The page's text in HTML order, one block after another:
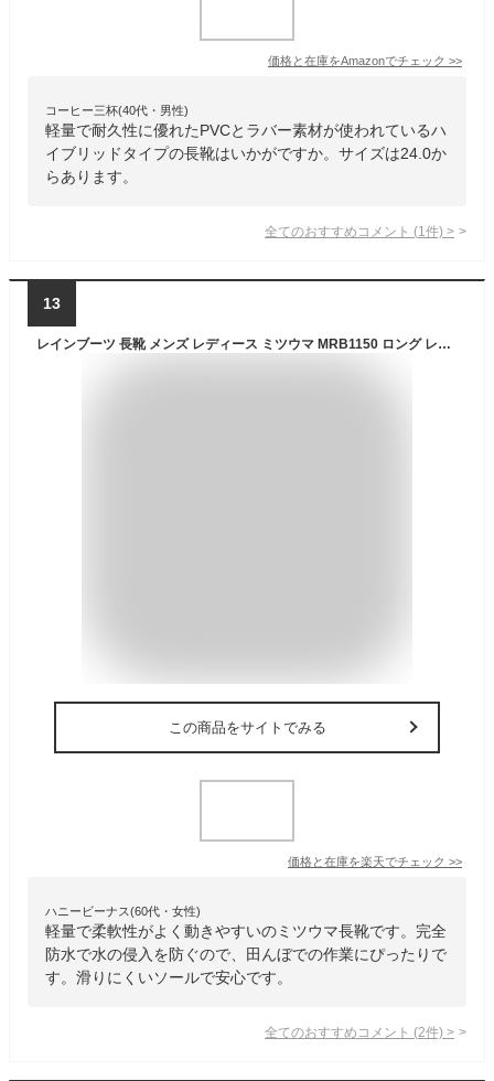
価格と在庫をAmazonでチェック >>
コーヒー三杯(40代・男性)
軽量で耐久性に優れたPVCとラバー素材が使われているハ
イブリッドタイプの長靴はいかがですか。サイズは24.0か
らあります。
全てのおすすめコメント (1 件) >
13
レインブーツ 長靴 メンズ レディース ミツウマ MRB1150 ロング レインシューズ 作業用 軽量 完全防水 カーキ クロ SS-XL ゲリラ豪雨 大雨 台風対策
この商品をサイトでみる
価格と在庫を楽天でチェック >>
ハニービーナス(60代・女性)
軽量で柔軟性がよく動きやすいのミツウマ長靴です。完全
防水で水の侵入を防ぐので、田んぼでの作業にぴったりで
す。滑りにくいソールで安心です。
全てのおすすめコメント (2件) >